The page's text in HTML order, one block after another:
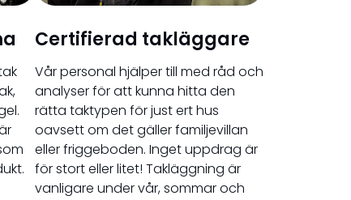
Certifierad takläggare
Vår personal hjälper till med råd och
analyser för att kunna hitta den
rätta taktypen för just ert hus
oavsett om det gäller familjevillan
eller friggeboden. Inget uppdrag är
för stort eller litet! Takläggning är
vanligare under vår, sommar och